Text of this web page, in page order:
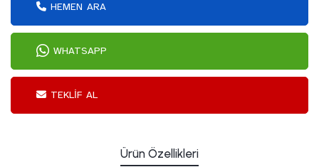
HEMEN ARA
WHATSAPP
TEKLIF AL
Ürün Özellikleri